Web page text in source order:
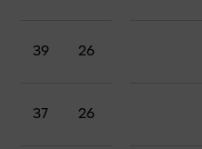
26
39
26
37